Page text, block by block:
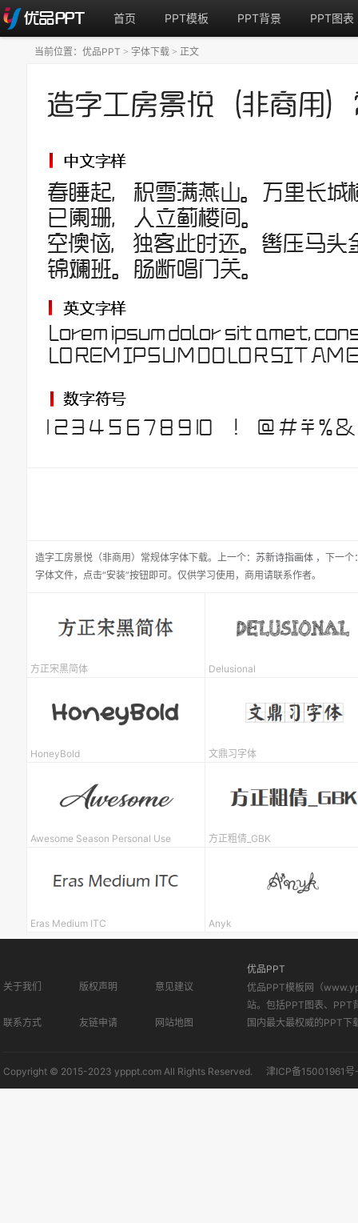
首页 PPT模板 PPT背景 PPT图表
造字工房景悦（非商用）常规体字体下载。 上一个： 苏新诗指画体 ， 下一个
字体文件，点击“安装”按钮即可。仅供学习使用，商用请联系作者。
当前位置： 优品PPT > 字体下载 > 正文
方正宋黑简体 Delusional
HoneyBold 文鼎习字体
Awesome Season Personal Use 方正粗倩_GBK
Eras Medium ITC Anyk
关于我们 版权声明 意见建议
联系方式 友链申请 网站地图
优品PPT
优品PPT模板网（
站。包括PPT图表、PPT
国内最大最权威的PPT下
Copyright © 2015-2023 ypppt.com All Rights Reserved. 津ICP备15001961号